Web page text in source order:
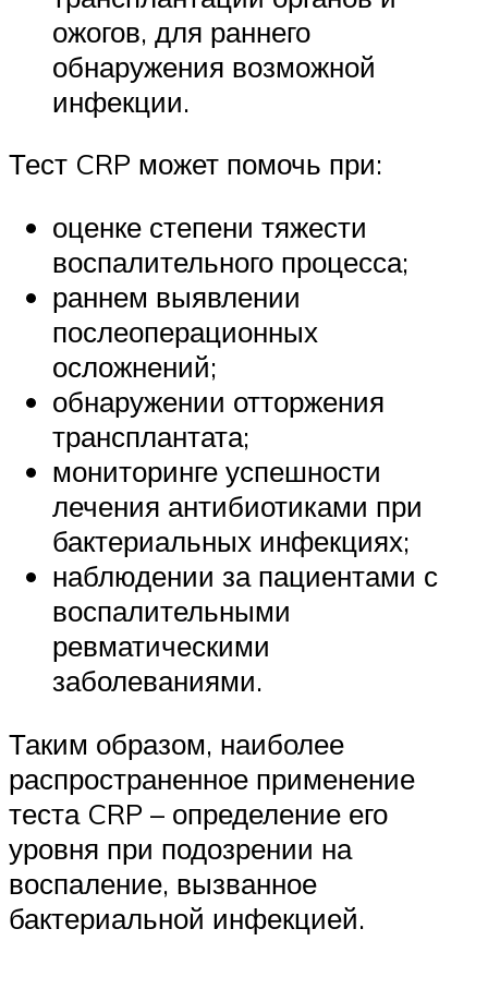
ожогов, для раннего
обнаружения возможной
инфекции.
Тест CRP может помочь при:
оценке степени тяжести
воспалительного процесса;
раннем выявлении
послеоперационных
осложнений;
обнаружении отторжения
трансплантата;
мониторинге успешности
лечения антибиотиками при
бактериальных инфекциях;
наблюдении за пациентами с
воспалительными
ревматическими
заболеваниями.
Таким образом, наиболее
распространенное применение
теста CRP – определение его
уровня при подозрении на
воспаление, вызванное
бактериальной инфекцией.